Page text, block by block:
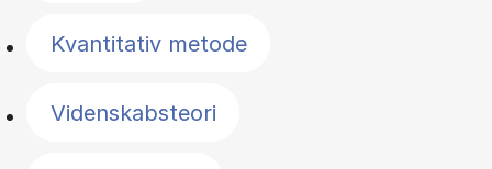
Kvantitativ metode
Videnskabsteori